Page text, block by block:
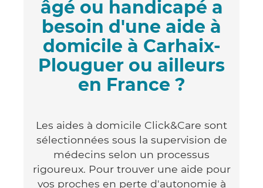
âgé ou handicapé a
besoin d'une aide à
domicile à Carhaix-
Plouguer ou ailleurs
en France ?
Les aides à domicile Click&Care sont
sélectionnées sous la supervision de
médecins selon un processus
rigoureux. Pour trouver une aide pour
vos proches en perte d'autonomie à